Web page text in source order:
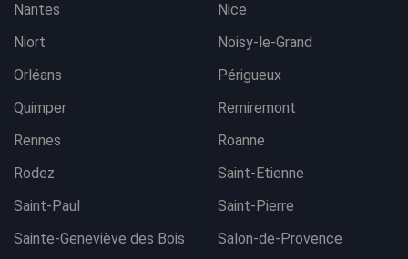
Nantes
Nice
Niort
Noisy-le-Grand
Orléans
Périgueux
Quimper
Remiremont
Rennes
Roanne
Rodez
Saint-Etienne
Saint-Paul
Saint-Pierre
Sainte-Geneviève des Bois
Salon-de-Provence